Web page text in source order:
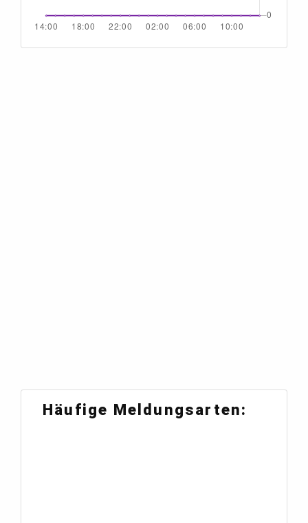
Häufige Meldungsarten: